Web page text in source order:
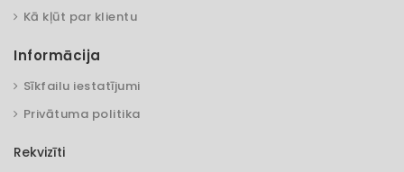
Kā kļūt par klientu
Informācija
Sīkfailu iestatījumi
Privātuma politika
Rekvizīti